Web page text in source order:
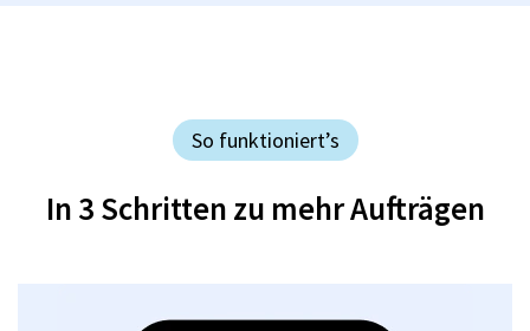
So funktioniert’s
In 3 Schritten zu mehr Aufträgen